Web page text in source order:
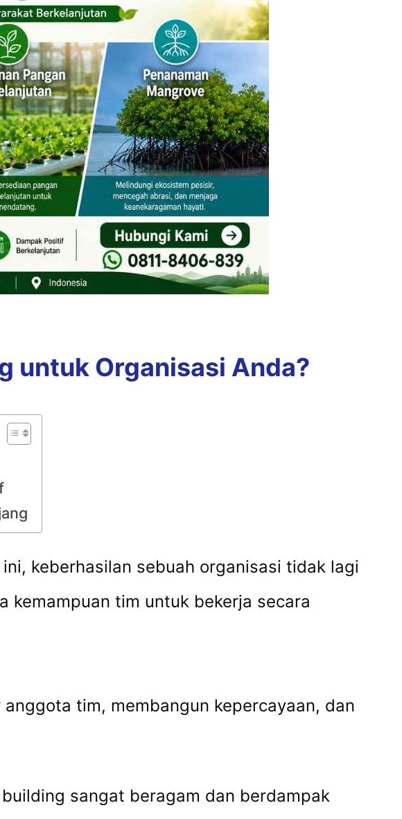
untuk Organisasi Anda?
keberhasilan sebuah organisasi tidak lagi
kemampuan tim untuk bekerja secara
tim, membangun kepercayaan, dan
sangat beragam dan berdampak